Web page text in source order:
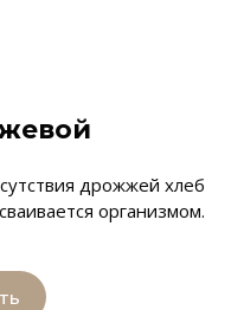
дрожжей хлеб
организмом.